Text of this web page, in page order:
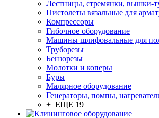
Лестницы, стремянки, вышки-
Пистолеты вязальные для
Компрессоры
Гибочное оборудование
Машины шлифовальные для
Труборезы
Бензорезы
Молотки и коперы
Буры
Малярное оборудование
Генераторы, помпы,
+ ЕЩЕ 19